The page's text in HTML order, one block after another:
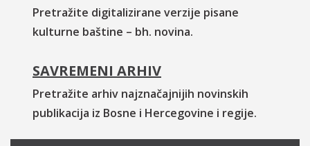
Pretražite digitalizirane verzije pisane
kulturne baštine – bh. novina.
SAVREMENI ARHIV
Pretražite arhiv najznačajnijih novinskih
publikacija iz Bosne i Hercegovine i regije.